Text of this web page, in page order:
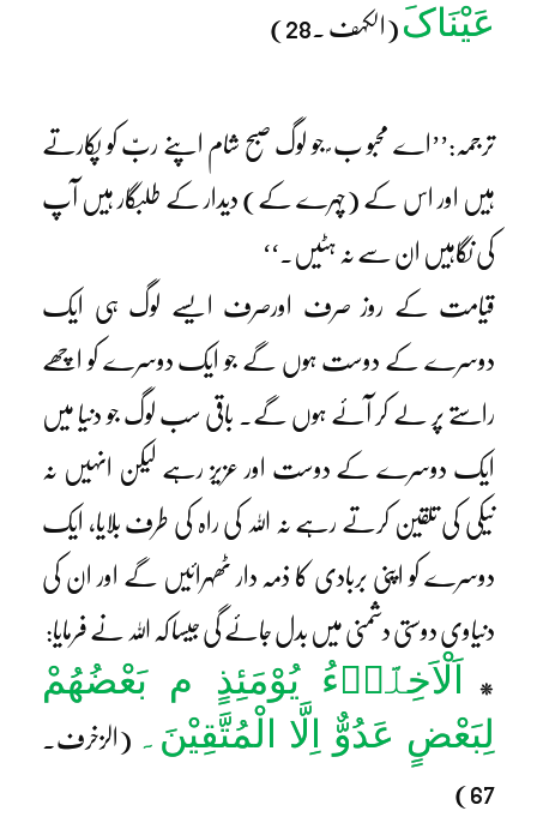
عَیْنَاکَ (الکہف ۔28)
ترجمہ:’’اے محبو ب ؐ جو لوگ صبح شام اپنے ربّ کو پکارتے
ہیں اور اس کے (چہرے کے) دیدار کے طلبگار ہیں آپ
کی نگاہیں ان سے نہ ہٹیں۔‘‘
قیامت کے روز صرف اورصرف ایسے لوگ ہی ایک
دوسرے کے دوست ہوں گے جو ایک دوسرے کو اچھے
راستے پر لے کر آئے ہوں گے۔ باقی سب لوگ جو دنیا میں
ایک دوسرے کے دوست اور عزیز رہے لیکن انہیں نہ
نیکی کی تلقین کرتے رہے نہ اللہ کی راہ کی طرف بلایا، ایک
دوسرے کو اپنی بربادی کا ذمہ دار ٹھہرائیں گے اور ان کی
دنیاوی دوستی دشمنی میں بدل جائے گی جیسا کہ اللہ نے فرمایا:
*
اَلْاَخِلَّاۤءُ یُوْمَئِذٍ م بَعْضُھُمْ
لِبَعْضٍ عَدُوٌّ اِلَّا الْمُتَّقِیْنَ۔
(الزخرف۔
67)